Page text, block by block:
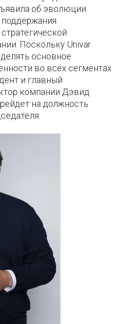
об эволюции
Поскольку Univar
основное
во всех сегментах
и главный
компании Дэвид
на должность